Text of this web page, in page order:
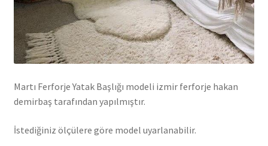
Martı Ferforje Yatak Başlığı modeli izmir ferforje hakan
demirbaş tarafından yapılmıştır.
İstediğiniz ölçülere göre model uyarlanabilir.